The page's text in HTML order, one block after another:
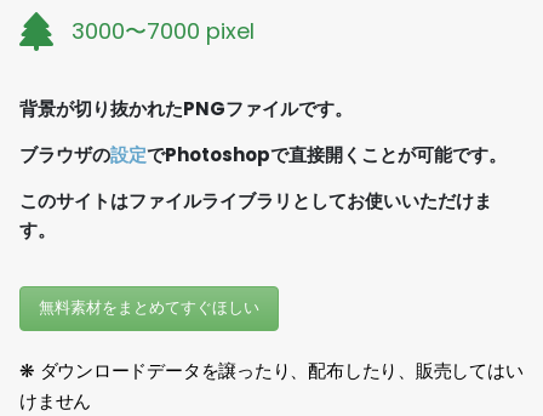
3000〜7000 pixel
背景が切り抜かれたPNGファイルです。
ブラウザの設定でPhotoshopで直接開くことが可能です。
このサイトはファイルライブラリとしてお使いいただけま
す。
無料素材をまとめてすぐほしい
❋ ダウンロードデータを譲ったり、配布したり、販売してはい
けません